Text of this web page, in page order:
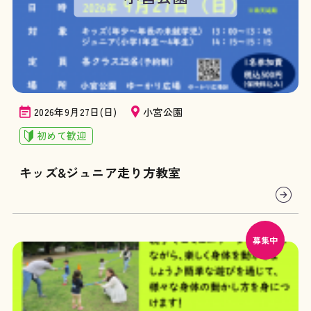
2026年9月27日(日)
小宮公園
初めて歓迎
キッズ&ジュニア走り方教室
募集中